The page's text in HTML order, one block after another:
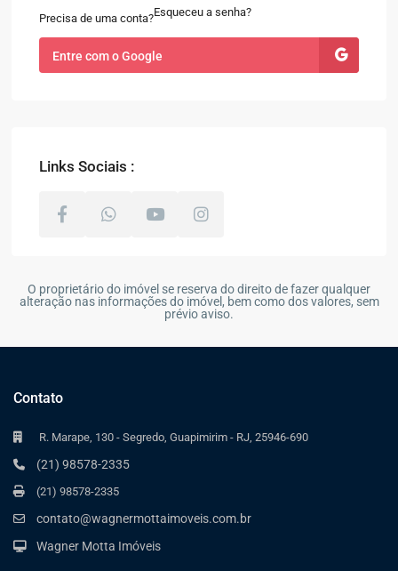
Precisa de uma conta?Esqueceu a senha?
Entre com o Google
Links Sociais :
O proprietário do imóvel se reserva do direito de fazer qualquer
alteração nas informações do imóvel, bem como dos valores, sem
prévio aviso.
Contato
R. Marape, 130 - Segredo, Guapimirim - RJ, 25946-690
(21) 98578-2335
(21) 98578-2335
contato@wagnermottaimoveis.com.br
Wagner Motta Imóveis